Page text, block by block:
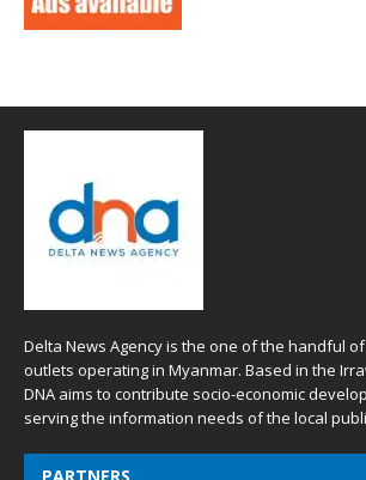
Delta News Agency is the one of the handful
outlets operating in Myanmar. Based in the
DNA aims to contribute socio-economic
serving the information needs of the local